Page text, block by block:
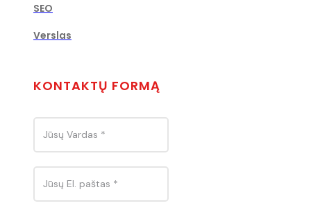
SEO
Verslas
KONTAKTŲ FORMĄ